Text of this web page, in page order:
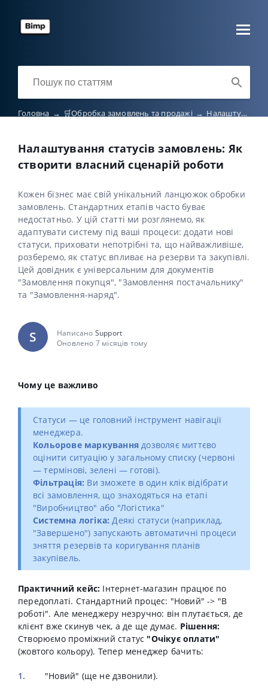
Головна → 🛒Обробка замовлень та продажі → Налаштування статусів замовлень: Як створити власний сценарій роботи
Налаштування статусів замовлень: Як
створити власний сценарій роботи
Кожен бізнес має свій унікальний ланцюжок обробки
замовлень. Стандартних етапів часто буває
недостатньо. У цій статті ми розглянемо, як
адаптувати систему під ваші процеси: додати нові
статуси, приховати непотрібні та, що найважливіше,
розберемо, як статус впливає на резерви та закупівлі.
Цей довідник є універсальним для документів
"Замовлення покупця", "Замовлення постачальнику"
та "Замовлення-наряд".
S Написано Support
Оновлено 7 місяців тому
Чому це важливо
Статуси — це головний інструмент навігації
менеджера.
Кольорове маркування дозволяє миттєво
оцінити ситуацію у загальному списку (червоні
— термінові, зелені — готові).
Фільтрація: Ви зможете в один клік відібрати
всі замовлення, що знаходяться на етапі
"Виробництво" або "Логістика"
Системна логіка: Деякі статуси (наприклад,
"Завершено") запускають автоматичні процеси
зняття резервів та коригування планів
закупівель.
Практичний кейс: Інтернет-магазин працює по
передоплаті. Стандартний процес: "Новий" -> "В
роботі". Але менеджеру незручно: він плутається, де
клієнт вже скинув чек, а де ще думає. Рішення:
Створюємо проміжний статус "Очікує оплати"
(жовтого кольору). Тепер менеджер бачить:
"Новий" (ще не дзвонили).